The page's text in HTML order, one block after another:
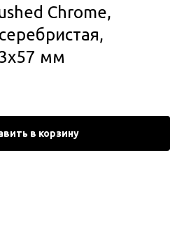
Chrome,
мм
в корзину